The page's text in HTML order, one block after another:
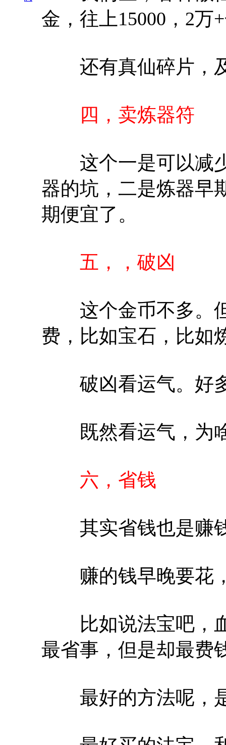
金，往上15000，2万
还有真仙碎片，
四，卖炼器符
这个一是可以减少
器的坑，二是炼器早
期便宜了。
五，，破凶
这个金币不多。但
费，比如宝石，比如
破凶看运气。好多
既然看运气，为
六，省钱
其实省钱也是赚
赚的钱早晚要花，
比如说法宝吧，血
最省事，但是却最费
最好的方法呢，是